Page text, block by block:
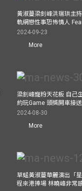
黃淑蔓梁釗峰洪瑞珙主
軌網戀性事恐怖情人
2024-09-23
More
梁釗峰寵粉天花板 自己
約玩Game 頭獎開車接送
2024-08-30
More
草蜢黃淑蔓華麗演出「
程來港捧場 林曉峰非常